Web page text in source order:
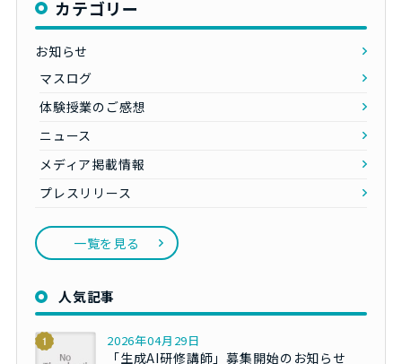
カテゴリー
お知らせ
マスログ
体験授業のご感想
ニュース
メディア掲載情報
プレスリリース
一覧を見る
人気記事
2026年04月29日
「生成AI研修講師」募集開始のお知らせ